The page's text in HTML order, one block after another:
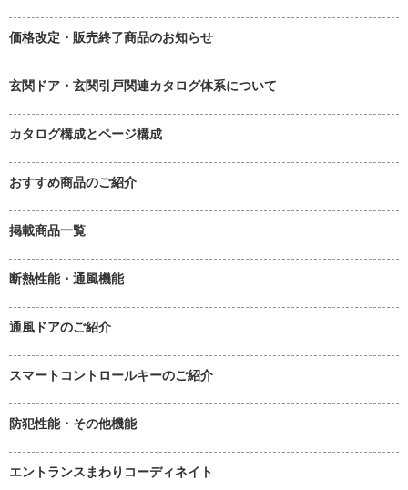
価格改定・販売終了商品のお知らせ
玄関ドア・玄関引戸関連カタログ体系について
カタログ構成とページ構成
おすすめ商品のご紹介
掲載商品一覧
断熱性能・通風機能
通風ドアのご紹介
スマートコントロールキーのご紹介
防犯性能・その他機能
エントランスまわりコーディネイト